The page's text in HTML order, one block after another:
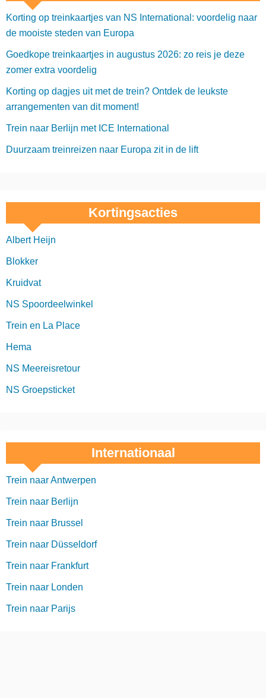
Korting op treinkaartjes van NS International: voordelig naar
de mooiste steden van Europa
Goedkope treinkaartjes in augustus 2026: zo reis je deze
zomer extra voordelig
Korting op dagjes uit met de trein? Ontdek de leukste
arrangementen van dit moment!
Trein naar Berlijn met ICE International
Duurzaam treinreizen naar Europa zit in de lift
Kortingsacties
Albert Heijn
Blokker
Kruidvat
NS Spoordeelwinkel
Trein en La Place
Hema
NS Meereisretour
NS Groepsticket
Internationaal
Trein naar Antwerpen
Trein naar Berlijn
Trein naar Brussel
Trein naar Düsseldorf
Trein naar Frankfurt
Trein naar Londen
Trein naar Parijs